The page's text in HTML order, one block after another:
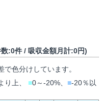
:0件 / 吸収金額月計:0円)
色分けしています。
り上、 ■0～-20%、 ■-20％以